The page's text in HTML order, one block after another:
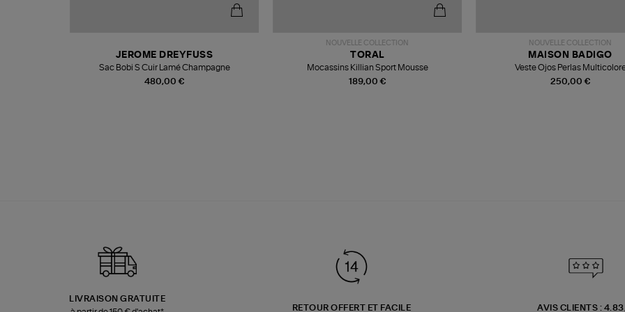
480,00 €
JEROME DREYFUSS
Sac Bobi S Cuir Lamé Champagne
NOUVELLE COLLECTION
189,00 €
TORAL
Mocassins Killian Sport Mousse
NOUVELLE COLLECTION
250,00 €
MAISON BADIGO
Veste Ojos Perlas
LIVRAISON GRATUITE
RETOUR OFFERT ET FACILE AVIS CLIENTS :